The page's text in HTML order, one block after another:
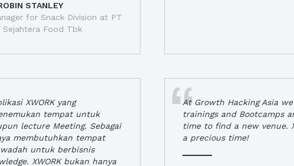
STANLEY
for Snack Division at PT
Sejahtera Food Tbk
XWORK yang
tempat untuk
lecture Meeting. Sebagai
membutuhkan tempat
wadah untuk berbisnis
XWORK bukan hanya
At Growth Hacking Asia
trainings and Bootcamps
time to find a new venue.
a precious time!